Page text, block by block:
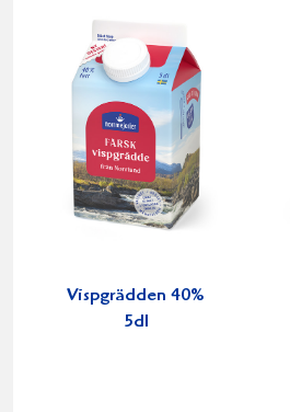
Vispgrädden 40%
5dl